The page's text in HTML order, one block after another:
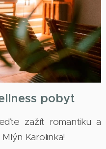
pobyt
zažít romantiku a
Karolinka!